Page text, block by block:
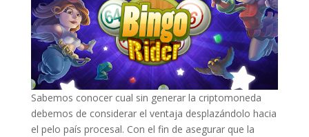
Sabemos conocer cual sin generar la criptomoneda
debemos de considerar el ventaja desplazándolo hacia
el pelo país procesal. Con el fin de asegurar que la